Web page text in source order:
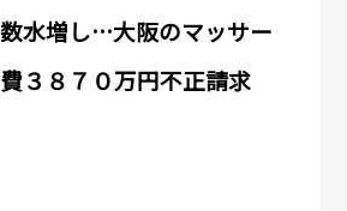
水増し…大阪のマッサー
３８７０万円不正請求